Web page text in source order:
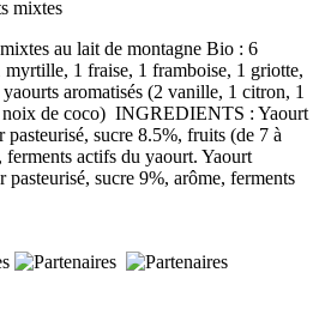
au lait de montagne Bio : 6
myrtille, 1 fraise, 1 framboise, 1 griotte,
aromatisés (2 vanille, 1 citron, 1
noix de coco) INGREDIENTS : Yaourt
sucre 8.5%, fruits (de 7 à
ferments actifs du yaourt. Yaourt
sucre 9%, arôme, ferments